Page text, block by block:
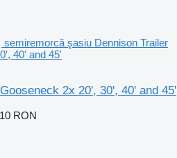
semiremorcă şasiu Dennison Trailer
40' and 45'
2x 20', 30', 40' and 45'
RON